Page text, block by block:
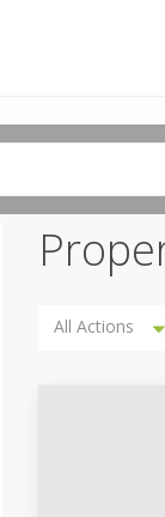
All Actions